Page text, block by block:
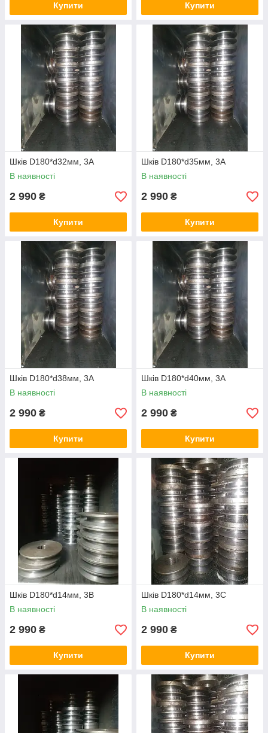
Купити Купити
Шків D180*d32мм, 3А
В наявності
2 990 ₴
Купити
Шків D180*d35мм, 3А
В наявності
2 990 ₴
Купити
Шків D180*d38мм, 3А
В наявності
2 990 ₴
Купити
Шків D180*d40мм, 3А
В наявності
2 990 ₴
Купити
Шків D180*d14мм, 3В
В наявності
2 990 ₴
Купити
Шків D180*d14мм, 3С
В наявності
2 990 ₴
Купити